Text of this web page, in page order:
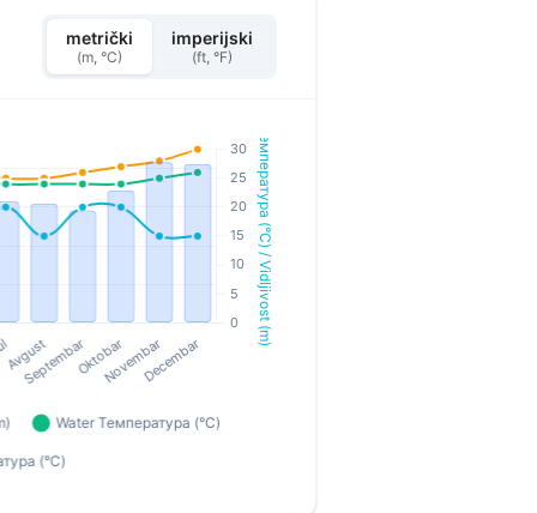
metrički
(m, °C)
imperijski
(ft, °F)